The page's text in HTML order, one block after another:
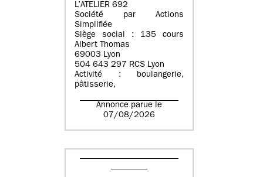
L’ATELIER 692
Société par Actions
Simplifiée
Siège social : 135 cours
Albert Thomas
69003 Lyon
504 643 297 RCS Lyon
Activité : boulangerie,
pâtisserie,
Annonce parue le
07/08/2026